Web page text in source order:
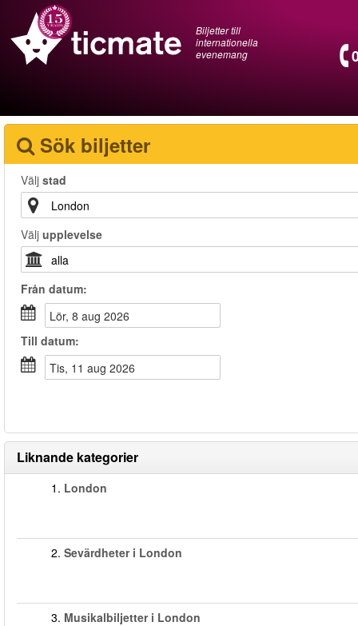
Biljetter till
internationella
evenemang
Sök biljetter
Välj stad
Välj upplevelse
Från datum:
lör, 8 aug 2026
Till datum:
tis, 11 aug 2026
Liknande kategorier
1. London
2. Sevärdheter i London
3. Musikalbiljetter i London